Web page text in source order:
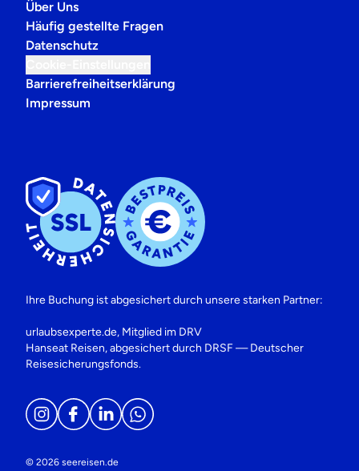
Über Uns
Häufig gestellte Fragen
Datenschutz
Barrierefreiheitserklärung
Impressum
Ihre Buchung ist abgesichert durch unsere starken Partner:
urlaubsexperte.de, Mitglied im DRV
Hanseat Reisen, abgesichert durch DRSF — Deutscher
Reisesicherungsfonds.
© 2026 seereisen.de